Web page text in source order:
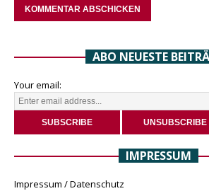
ABO NEUESTE
Your email:
IMPRESSUM
Impressum / Datenschutz